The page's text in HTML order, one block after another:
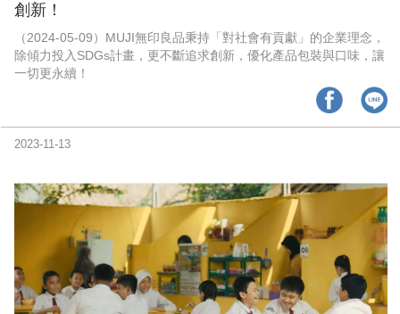
創新！
（2024-05-09）MUJI無印良品秉持「對社會有貢獻」的企業理念，
除傾力投入SDGs計畫，更不斷追求創新，優化產品包裝與口味，讓
一切更永續！
2023-11-13
金獎的代價 牛恆泰：沒人知道我失去什麼！
台灣百事食品 注重品牌體驗創造差異化
黃麗萍：媒體代理商有幫客戶升級的責任！
牛恆泰：媒體產業蛻變關鍵期，數位轉型該怎麼